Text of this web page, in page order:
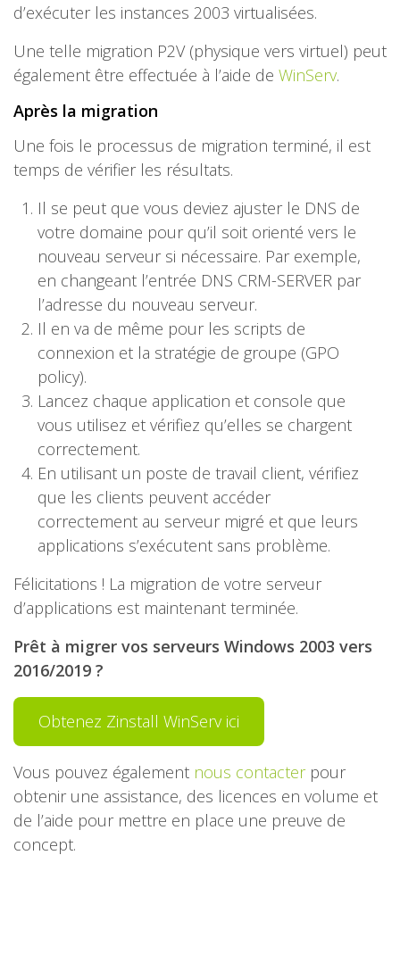
d’exécuter les instances 2003 virtualisées.
Une telle migration P2V (physique vers virtuel) peut
également être effectuée à l’aide de WinServ.
Après la migration
Une fois le processus de migration terminé, il est
temps de vérifier les résultats.
Il se peut que vous deviez ajuster le DNS de
votre domaine pour qu’il soit orienté vers le
nouveau serveur si nécessaire. Par exemple,
en changeant l’entrée DNS CRM-SERVER par
l’adresse du nouveau serveur.
Il en va de même pour les scripts de
connexion et la stratégie de groupe (GPO
policy).
Lancez chaque application et console que
vous utilisez et vérifiez qu’elles se chargent
correctement.
En utilisant un poste de travail client, vérifiez
que les clients peuvent accéder
correctement au serveur migré et que leurs
applications s’exécutent sans problème.
Félicitations ! La migration de votre serveur
d’applications est maintenant terminée.
Prêt à migrer vos serveurs Windows 2003 vers
2016/2019 ?
Obtenez Zinstall WinServ ici
Vous pouvez également nous contacterpour
obtenir une assistance, des licences en volume et
de l’aide pour mettre en place une preuve de
concept.